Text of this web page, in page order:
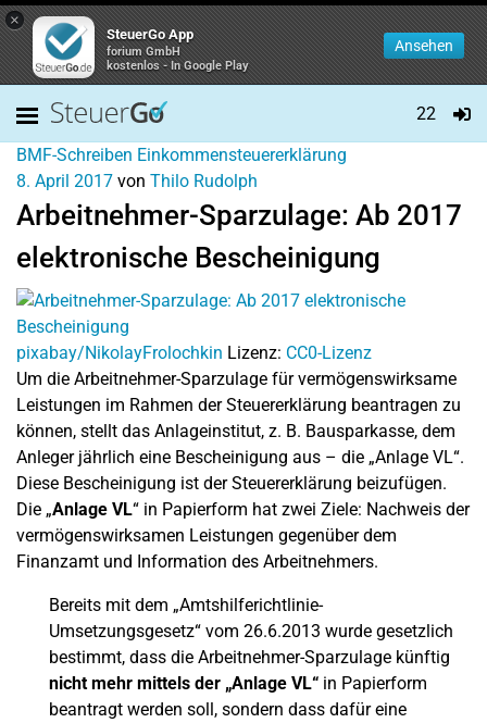
×
SteuerGo App
forium GmbH
kostenlos - In Google Play
Ansehen
22
BMF-Schreiben Einkommensteuererklärung
8. April 2017 von Thilo Rudolph
Arbeitnehmer-Sparzulage: Ab 2017
elektronische Bescheinigung
pixabay/NikolayFrolochkin Lizenz: CC0-Lizenz
Um die Arbeitnehmer-Sparzulage für vermögenswirksame
Leistungen im Rahmen der Steuererklärung beantragen zu
können, stellt das Anlageinstitut, z. B. Bausparkasse, dem
Anleger jährlich eine Bescheinigung aus – die „Anlage VL“.
Diese Bescheinigung ist der Steuererklärung beizufügen.
Die „Anlage VL“ in Papierform hat zwei Ziele: Nachweis der
vermögenswirksamen Leistungen gegenüber dem
Finanzamt und Information des Arbeitnehmers.
Bereits mit dem „Amtshilferichtlinie-
Umsetzungsgesetz“ vom 26.6.2013 wurde gesetzlich
bestimmt, dass die Arbeitnehmer-Sparzulage künftig
nicht mehr mittels der „Anlage VL“ in Papierform
beantragt werden soll, sondern dass dafür eine